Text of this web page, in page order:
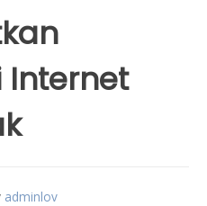
Internet
adminlov